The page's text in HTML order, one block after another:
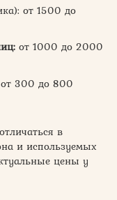
от 1500 до
от 1000 до 2000
от 300 до 800
в
и используемых
цены у